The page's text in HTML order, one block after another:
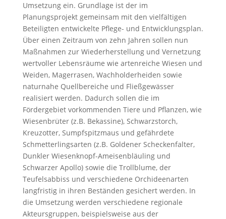
Umsetzung ein. Grundlage ist der im
Planungsprojekt gemeinsam mit den vielfältigen
Beteiligten entwickelte Pflege- und Entwicklungsplan.
Über einen Zeitraum von zehn Jahren sollen nun
Maßnahmen zur Wiederherstellung und Vernetzung
wertvoller Lebensräume wie artenreiche Wiesen und
Weiden, Magerrasen, Wachholderheiden sowie
naturnahe Quellbereiche und Fließgewässer
realisiert werden. Dadurch sollen die im
Fördergebiet vorkommenden Tiere und Pflanzen, wie
Wiesenbrüter (z.B. Bekassine), Schwarzstorch,
Kreuzotter, Sumpfspitzmaus und gefährdete
Schmetterlingsarten (z.B. Goldener Scheckenfalter,
Dunkler Wiesenknopf-Ameisenbläuling und
Schwarzer Apollo) sowie die Trollblume, der
Teufelsabbiss und verschiedene Orchideenarten
langfristig in ihren Beständen gesichert werden. In
die Umsetzung werden verschiedene regionale
Akteursgruppen, beispielsweise aus der